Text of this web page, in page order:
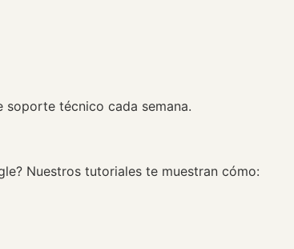
soporte técnico cada semana.
Nuestros tutoriales te muestran cómo: